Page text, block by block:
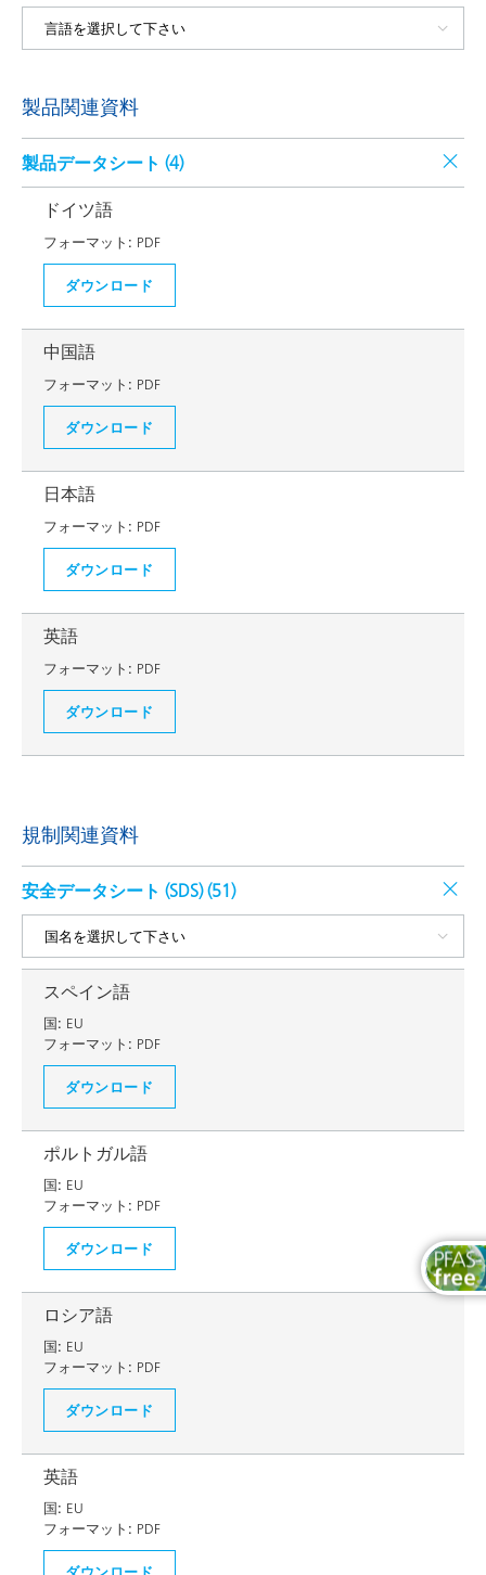
製品関連資料
製品データシート (4)
ドイツ語
フォーマット: PDF
ダウンロード
中国語
フォーマット: PDF
ダウンロード
日本語
フォーマット: PDF
ダウンロード
英語
フォーマット: PDF
ダウンロード
規制関連資料
安全データシート (SDS) (51)
スペイン語
国: EU
フォーマット: PDF
ダウンロード
ポルトガル語
国: EU
フォーマット: PDF
ダウンロード
ロシア語
国: EU
フォーマット: PDF
ダウンロード
英語
国: EU
フォーマット: PDF
ダウンロード